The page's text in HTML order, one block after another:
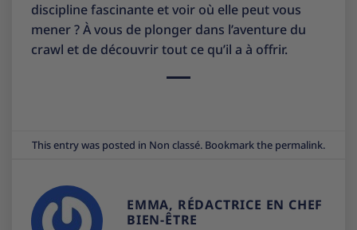
discipline fascinante et voir où elle peut vous
mener ? À vous de plonger dans l’aventure du
crawl et de découvrir tout ce qu’il a à offrir.
This entry was posted in Non classé. Bookmark the permalink.
EMMA, RÉDACTRICE EN CHEF
BIEN-ÊTRE